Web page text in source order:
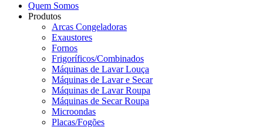
Quem Somos
Produtos
Arcas Congeladoras
Exaustores
Fornos
Frigoríficos/Combinados
Máquinas de Lavar Louça
Máquinas de Lavar e Secar
Máquinas de Lavar Roupa
Máquinas de Secar Roupa
Microondas
Placas/Fogões